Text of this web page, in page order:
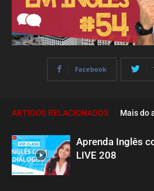
Facebook
ARTIGOS RELACIONADOS Mais do
Aprenda Inglês
LIVE 208